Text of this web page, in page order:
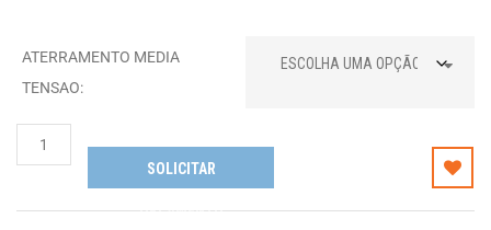
ATERRAMENTO MEDIA
TENSAO
CONJUNTOS
DE
ATERRAMENTO
PARA
SOLICITAR
ORÇAMENTO